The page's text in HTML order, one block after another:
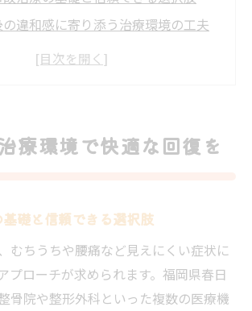
違和感に寄り添う治療環境の工夫
故治療で快適な日常へ導くポイント
に強い環境の選び方解説
治療に特化した院の見極め方
治療専門院の特徴とメリット解説
整形外科での交通事故治療の違い
治療スタッフの対応力が安心の理
療環境で快適な回復を
礎と信頼できる選択肢
むちうちや腰痛など見えにくい症状に
プローチが求められます。福岡県春日
骨院や整形外科といった複数の医療機